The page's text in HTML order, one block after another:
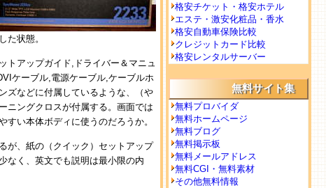
た状態。
トアップガイド,ドライバー＆マニュ
ケーブル,電源ケーブル,ケーブルホ
ズなどに付属しているような、（や
ニングクロスが付属する。画面では
すい本体ボディに使うのだろうか。
が、紙の（クイック）セットアップ
なく、英文でも説明は最小限の内
格安チケット・格安ホテル
エステ・激安化粧品・香水
格安自動車保険比較
クレジットカード比較
格安レンタルサーバー
無料サイト集
無料プロバイダ
無料ホームページ
無料ブログ
無料掲示板
無料メールアドレス
無料CGI・無料素材
その他無料情報